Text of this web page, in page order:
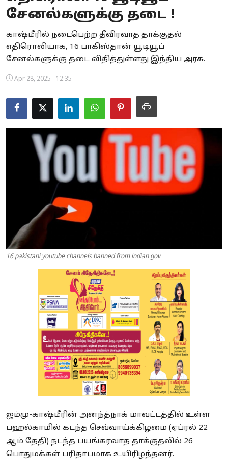
Business
Crime
Tamilnadu
National
World
Astrology
Spirituality
சேனல்களுக்கு தடை !
காஷ்மீரில் நடைபெற்ற தீவிரவாத தாக்குதல்
எதிரொலியாக, 16 பாகிஸ்தான் யூடியூப்
சேனல்களுக்கு தடை விதித்துள்ளது இந்திய அரசு.
Apr 28, 2025 - 12:35
16 pakistani youtube channels banned from indian gov
ஜம்மு-காஷ்மீரின் அனந்த்நாக் மாவட்டத்தில் உள்ள
பஹல்காமில் கடந்த செவ்வாய்க்கிழமை (ஏப்ரல் 22
ஆம் தேதி) நடந்த பயங்கரவாத தாக்குதலில் 26
பொதுமக்கள் பரிதாபமாக உயிரிழந்தனர்.